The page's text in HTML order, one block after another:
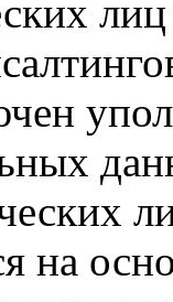
на